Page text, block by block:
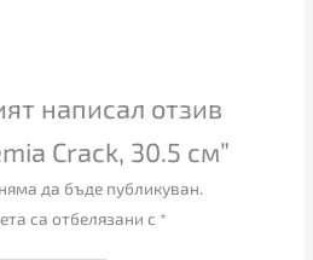
написал отзив
Crack, 30.5 см”
да бъде публикуван.
са отбелязани с *